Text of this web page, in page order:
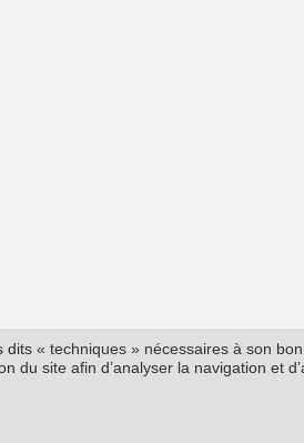
dits « techniques » nécessaires à son
du site afin d’analyser la navigation et